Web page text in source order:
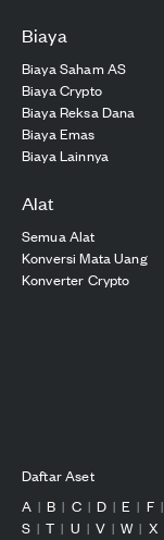
Biaya
Biaya Saham AS
Biaya Crypto
Biaya Reksa Dana
Biaya Emas
Biaya Lainnya
Alat
Semua Alat
Konversi Mata Uang
Konverter Crypto
Daftar Aset
A | B | C | D | E | F |
S | T | U | V | W | X